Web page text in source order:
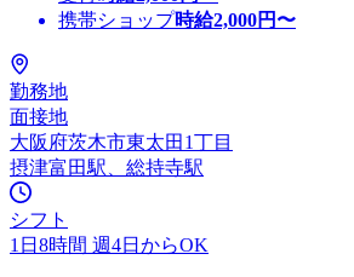
携帯ショップ時給2,000円〜
勤務地
面接地
大阪府茨木市東太田1丁目
摂津富田駅、総持寺駅
シフト
1日8時間 週4日からOK